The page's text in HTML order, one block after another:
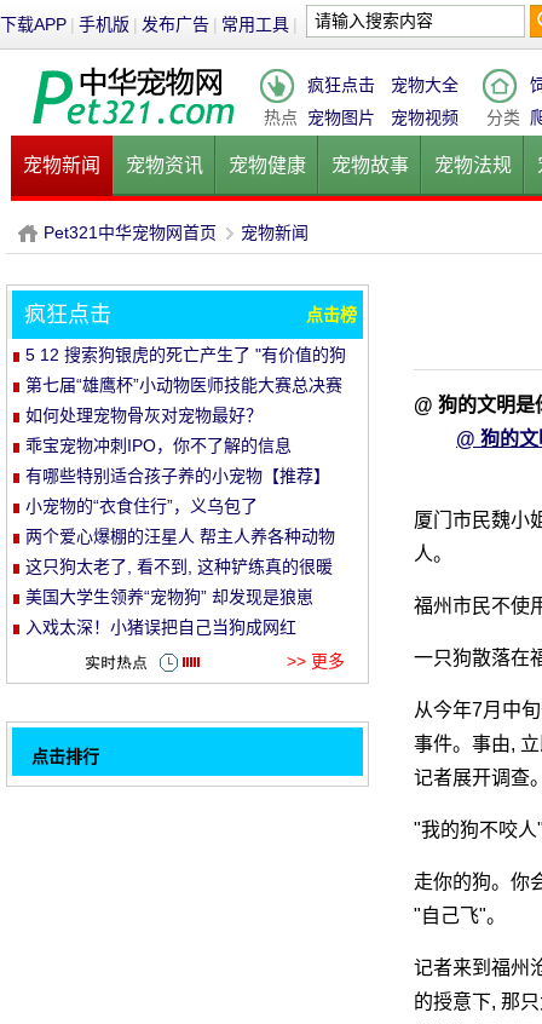
下载APP | 手机版 | 发布广告 | 常用工具 |
热点
疯狂点击
宠物大全
宠物图片
宠物视频 分类
宠物新闻 宠物资讯 宠物健康 宠物故事 宠物法规
健康饮食 宠物美容 宠物医院
P
et
Pet321中华宠物网首页
›
宠物新闻
@ 狗的文明是
@ 狗的
厦门市民魏小
人。
福州市民不使
一只狗散落在
从今年7月中
事件。事由,
记者展开调查
"我的狗不咬
走你的狗。你
"自己飞"。
记者来到福州
的授意下, 那
疯狂点击 点击榜
5 12 搜索狗银虎的死亡产生了 "有价值的狗
基因存储计划"
第七届“雄鹰杯”小动物医师技能大赛总决赛
圆满落幕
如何处理宠物骨灰对宠物最好？
乖宝宠物冲刺IPO，你不了解的信息
有哪些特别适合孩子养的小宠物【推荐】
小宠物的“衣食住行”，义乌包了
两个爱心爆棚的汪星人 帮主人养各种动物
这只狗太老了, 看不到, 这种铲练真的很暖
和!
美国大学生领养“宠物狗” 却发现是狼崽
入戏太深！小猪误把自己当狗成网红
>> 更多
点击排行